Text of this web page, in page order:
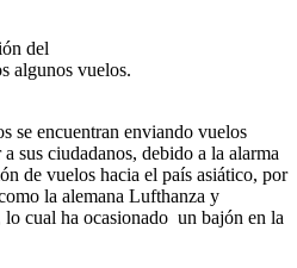
del
algunos vuelos.
se encuentran enviando vuelos
sus ciudadanos, debido a la alarma
de vuelos hacia el país asiático, por
la alemana Lufthanza y
cual ha ocasionado un bajón en la